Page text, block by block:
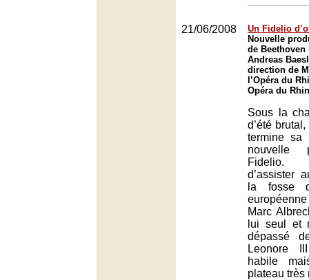
21/06/2008
Un Fidelio
Nouvelle
de Beethoven
Andreas
direction de
l’Opéra du
Opéra du
Sous la
d’été
termine sa
nouvelle
Fidelio.
d’assister
la fosse
Marc
lui seul et
dépassé
Leonore
habile
plateau très